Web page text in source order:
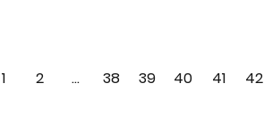
1 2 ... 38 39 40 41 42